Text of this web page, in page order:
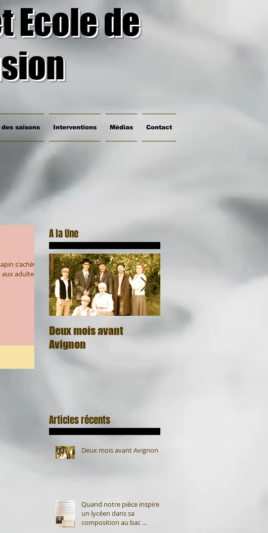
Ecole de
saisons Interventions Médias Contact
s'achève !
adultes du
A la Une
Deux mois avant
Avignon
Articles récents
Deux mois avant Avignon
Quand notre pièce inspire
un lycéen dans sa
composition au bac ...